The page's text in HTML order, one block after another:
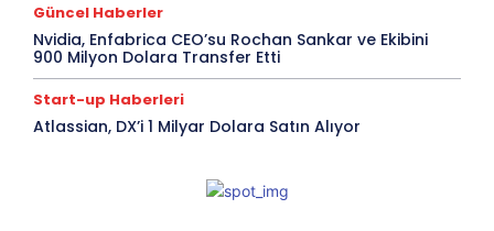
Güncel Haberler
Nvidia, Enfabrica CEO’su Rochan Sankar ve Ekibini
900 Milyon Dolara Transfer Etti
Start-up Haberleri
Atlassian, DX’i 1 Milyar Dolara Satın Alıyor